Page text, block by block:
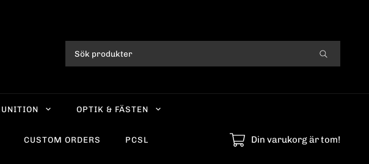
OPTIK & FÄSTEN
CUSTOM ORDERS PCSL Din varukorg är tom!